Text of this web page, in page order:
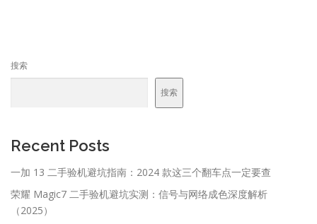
搜索
搜索
Recent Posts
一加 13 二手验机避坑指南：2024 款这三个翻车点一定要查
荣耀 Magic7 二手验机避坑实测：信号与网络成色深度解析
（2025）